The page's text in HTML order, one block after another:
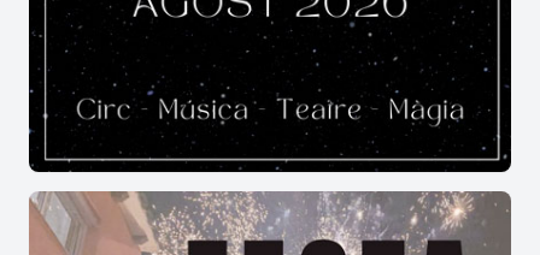
restes de fòssils marins dipositats en ambients
litorals. En la zona dels Esgavellats es troben
fòssils nummulits, coneguts popularment com a
llenties.
Els Esgavellats és la zona que més sobresurt de
tota la serra, i es anomenada així perquè en
aquesta part la serra està com trencada, com